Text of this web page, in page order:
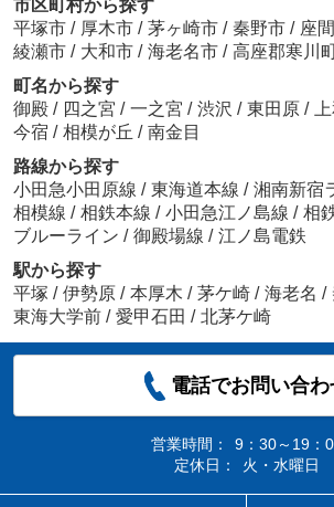
市区町村から探す
平塚市 / 厚木市 / 茅ヶ崎市 / 秦野市 / 座
綾瀬市 / 大和市 / 海老名市 / 高座郡寒川
町名から探す
御殿 / 四之宮 / 一之宮 / 渋沢 / 東田原 /
今宿 / 相模が丘 / 南金目
路線から探す
小田急小田原線 / 東海道本線 / 湘南新宿
相模線 / 相鉄本線 / 小田急江ノ島線 / 相
ブルーライン / 御殿場線 / 江ノ島電鉄
駅から探す
平塚 / 伊勢原 / 本厚木 / 茅ケ崎 / 海老名 /
東海大学前 / 愛甲石田 / 北茅ケ崎
電話でお問い合わ
営業時間：
9：30～19：
定休日：
火・水曜日